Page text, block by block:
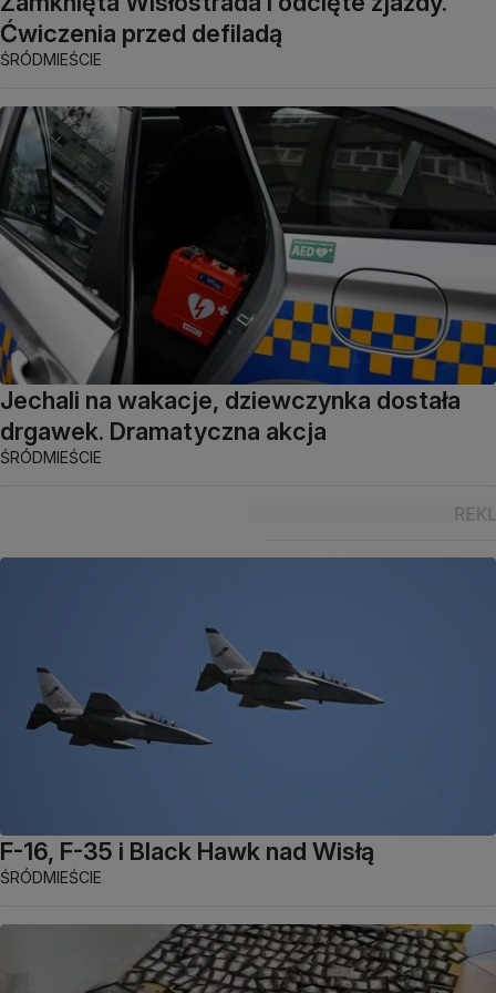
Ćwiczenia przed defiladą
ŚRÓDMIEŚCIE
Jechali na wakacje, dziewczynka dostała
drgawek. Dramatyczna akcja
ŚRÓDMIEŚCIE
F-16, F-35 i Black Hawk nad Wisłą
ŚRÓDMIEŚCIE